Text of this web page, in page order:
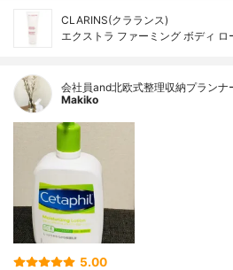
CLARINS(クラランス)
エクストラ ファーミング ボディ ロ
会社員and北欧式整理収納プランナ
Makiko
5.00